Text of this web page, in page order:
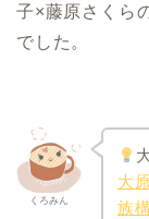
子×藤原さくら
でした。
くろみん
大
族